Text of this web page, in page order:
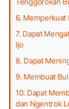
Tenggorokan
6.
7. Dapat
Ijo
8. Dapat
9. Membuat
10. Dapat
dan Ngentrok